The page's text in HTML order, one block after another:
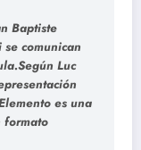
Baptiste
comunican
Luc
es una
formato